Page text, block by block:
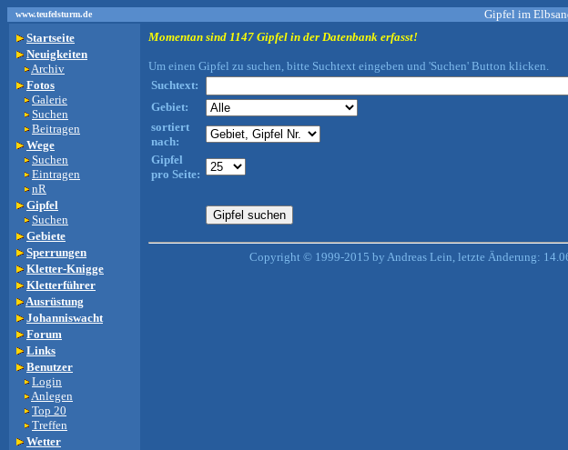
www.teufelsturm.de Gipfel im
Startseite
Neuigkeiten
Archiv
Fotos
Galerie
Suchen
Beitragen
Wege
Suchen
Eintragen
nR
Gipfel
Suchen
Gebiete
Sperrungen
Kletter-Knigge
Kletterführer
Ausrüstung
Johanniswacht
Forum
Links
Benutzer
Login
Anlegen
Top 20
Treffen
Wetter
Momentan sind 1147 Gipfel in der Datenbank erfasst!
Um einen Gipfel zu suchen, bitte Suchtext eingeben und 'Suchen' Button klicken.
Suchtext:
Gebiet:
sortiert
nach:
Gipfel
pro Seite:
Copyright © 1999-2015 by Andreas Lein, letzte Änderung: